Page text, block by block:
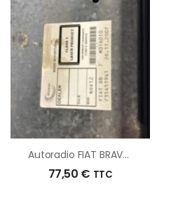
Autoradio FIAT BRAVO 2 D’origine – 2008 – Occasion
77,50 € TTC